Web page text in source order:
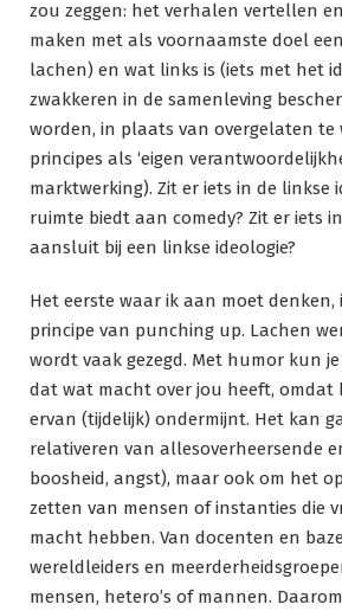
zou zeggen: het verhalen vertellen
maken met als voornaamste doel
lachen) en wat links is (iets met het
zwakkeren in de samenleving
worden, in plaats van overgelaten te
principes als ‘eigen
marktwerking). Zit er iets in de linkse
ruimte biedt aan comedy? Zit er iets
aansluit bij een linkse ideologie?
Het eerste waar ik aan moet denken,
principe van punching up. Lachen
wordt vaak gezegd. Met humor kun
dat wat macht over jou heeft, omdat
ervan (tijdelijk) ondermijnt. Het kan
relativeren van allesoverheersende
boosheid, angst), maar ook om het
zetten van mensen of instanties die
macht hebben. Van docenten en
wereldleiders en
mensen, hetero’s of mannen.